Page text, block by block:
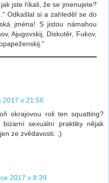
jste říkali, že se jmenujete?
Odkašlal si a zahleděl se do
jména! S jistou námahou
Ajugovskij, Diskutěr, Fukov,
2017 v 21:56
okrajovou roli ten squatting?
sexuální praktiky nějak
ze zvědavosti. ;)
2017 v 8:39